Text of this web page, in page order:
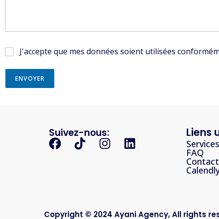
n
i
t
i
n
J'accepte que mes données soient utilisées
ENVOYER
Suivez-nous: Liens
Services
FAQ
Contact
Copyright © 2024 Ayani Agency, All rights